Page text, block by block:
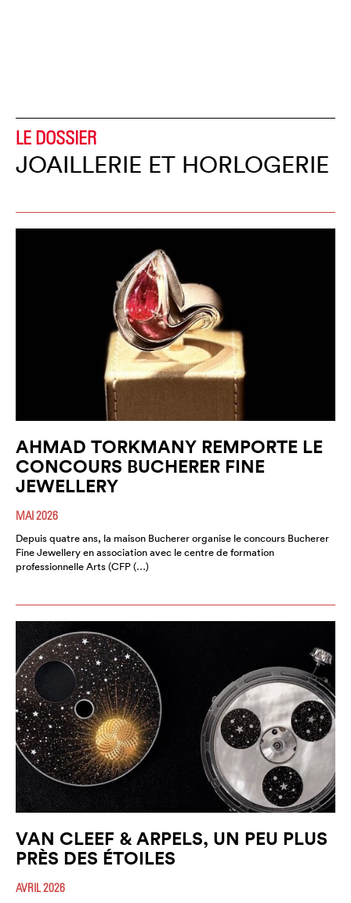
LE DOSSIER
JOAILLERIE ET HORLOGERIE
AHMAD TORKMANY REMPORTE LE
CONCOURS BUCHERER FINE
JEWELLERY
MAI 2026
Depuis quatre ans, la maison Bucherer organise le concours Bucherer
Fine Jewellery en association avec le centre de formation
professionnelle Arts (CFP (…)
VAN CLEEF & ARPELS, UN PEU PLUS
PRÈS DES ÉTOILES
AVRIL 2026